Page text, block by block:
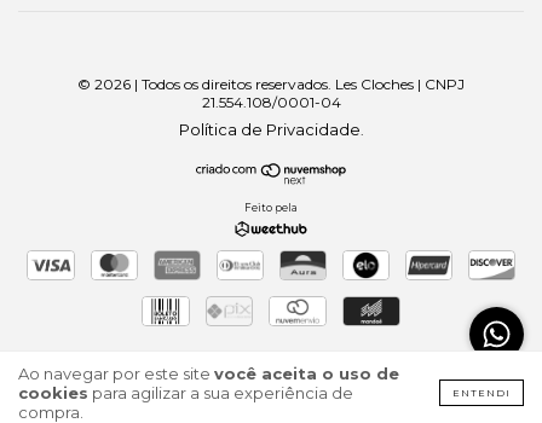
Ao navegar por este site você aceita o uso de
cookies para agilizar a sua experiência de
compra.
ENTENDI
© 2026 | Todos os direitos reservados. Les Cloches | CNPJ
21.554.108/0001-04
Política de Privacidade
Feito pela